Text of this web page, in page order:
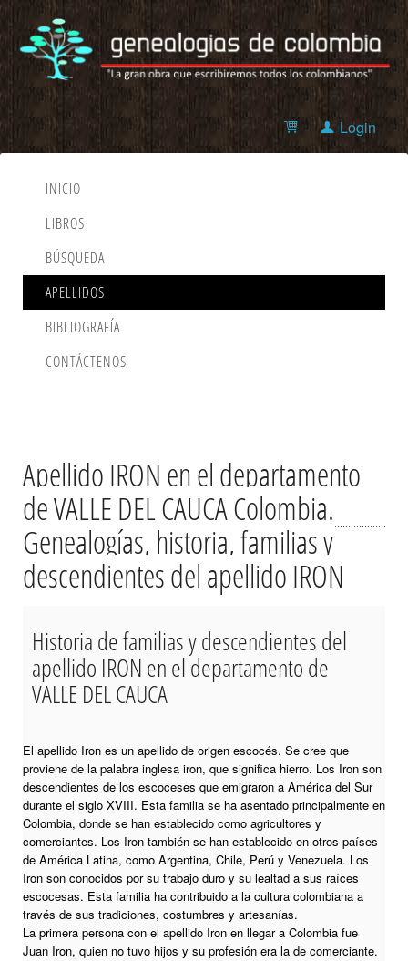
Login
INICIO
LIBROS
BÚSQUEDA
APELLIDOS
BIBLIOGRAFÍA
CONTÁCTENOS
Apellido IRON en el departamento
de VALLE DEL CAUCA Colombia.
Genealogías, historia, familias y
descendientes del apellido IRON
Historia de familias y descendientes del
apellido IRON en el departamento de
VALLE DEL CAUCA
El apellido Iron es un apellido de origen escocés. Se cree que
proviene de la palabra inglesa iron, que significa hierro. Los Iron son
descendientes de los escoceses que emigraron a América del Sur
durante el siglo XVIII. Esta familia se ha asentado principalmente en
Colombia, donde se han establecido como agricultores y
comerciantes. Los Iron también se han establecido en otros países
de América Latina, como Argentina, Chile, Perú y Venezuela. Los
Iron son conocidos por su trabajo duro y su lealtad a sus raíces
escocesas. Esta familia ha contribuido a la cultura colombiana a
través de sus tradiciones, costumbres y artesanías.
La primera persona con el apellido Iron en llegar a Colombia fue
Juan Iron, quien no tuvo hijos y su profesión era la de comerciante.